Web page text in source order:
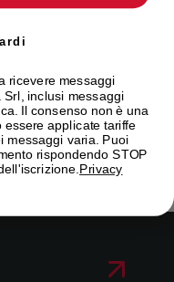
e procedure. Ti
cercando.
ricevere messaggi
Srl, inclusi messaggi
Il consenso non è una
applicate tariffe
messaggi varia. Puoi
rispondendo STOP
Privacy